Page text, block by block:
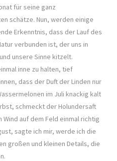
für seine ganz
schätze. Nun, werden einige
Erkenntnis, dass der Lauf des
verbunden ist, der uns in
unsere Sinne kitzelt.
inne zu halten, tief
dass der Duft der Linden nur
im Juli knackig kalt
schmeckt der Holundersaft
auf dem Feld einmal richtig
sagte ich mir, werde ich die
großen und kleinen Details, die